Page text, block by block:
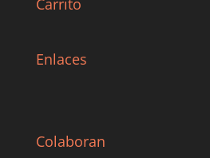
Carrito
Enlaces
Colaboran